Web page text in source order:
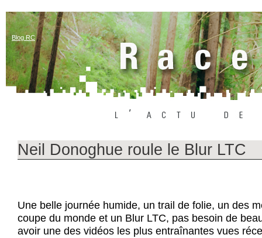
Blog RC
Neil Donoghue roule le Blur LTC
Une belle journée humide, un trail de folie, un des
coupe du monde et un Blur LTC, pas besoin de
avoir une des vidéos les plus entraînantes vues